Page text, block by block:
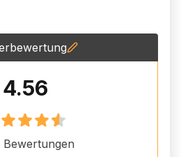
4.56
Bewertungen